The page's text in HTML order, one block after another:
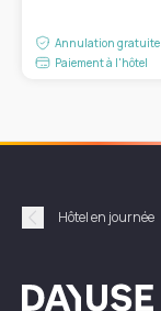
Annulation gratuite
Paiement à l'hôtel
Précédent
Hôtel en journée
Dayuse